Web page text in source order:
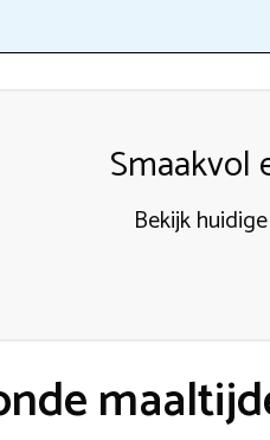
Smaakvol
Bekijk